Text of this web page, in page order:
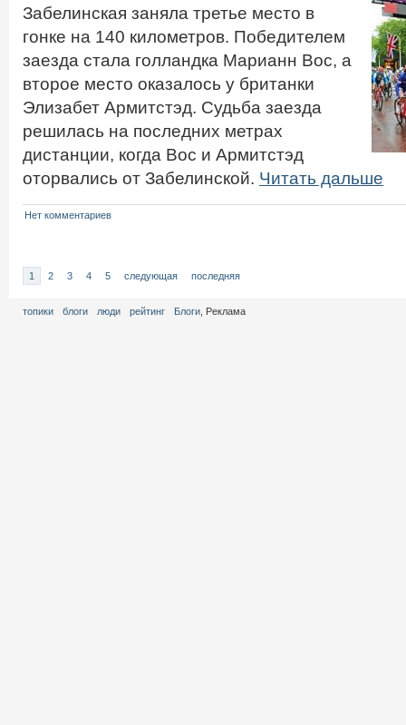
Забелинская заняла третье место в
гонке на 140 километров. Победителем
заезда стала голландка Марианн Вос, а
второе место оказалось у британки
Элизабет Армитстэд. Судьба заезда
решилась на последних метрах
дистанции, когда Вос и Армитстэд
оторвались от Забелинской. Читать дальше
Нет комментариев
1 2 3 4 5 следующая последняя
топики блоги люди рейтинг Блоги , Реклама